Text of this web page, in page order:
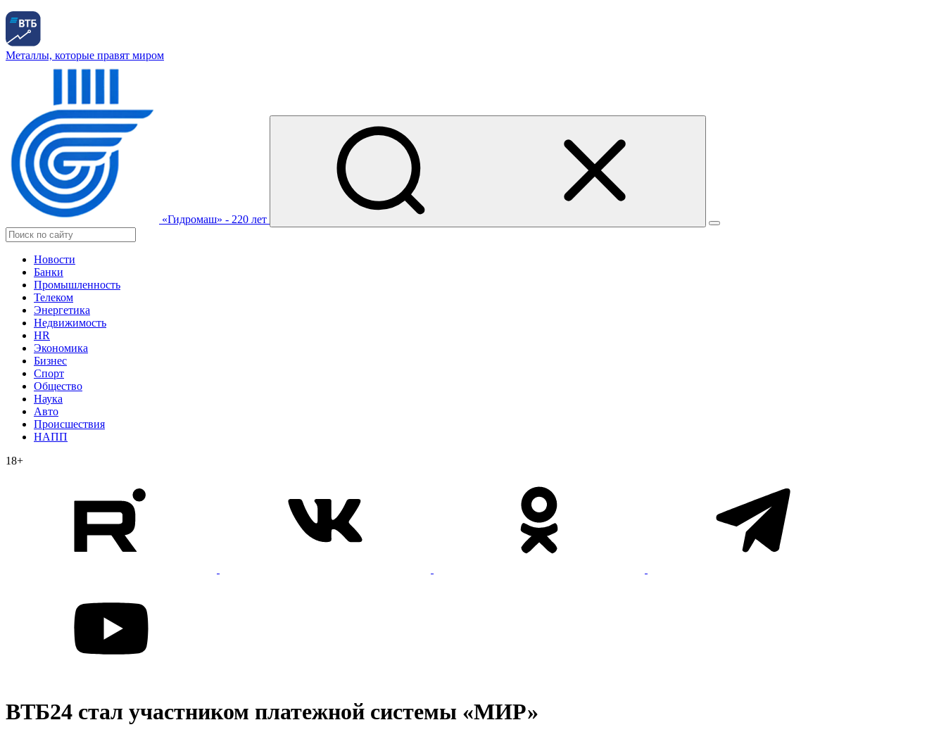
Металлы, которые правят миром
«Гидромаш» - 220 лет
Новости
Банки
Промышленность
Телеком
Энергетика
Недвижимость
HR
Экономика
Бизнес
Спорт
Общество
Наука
Авто
Происшествия
НАПП
18+
ВТБ24 стал участником платежной системы «МИР»